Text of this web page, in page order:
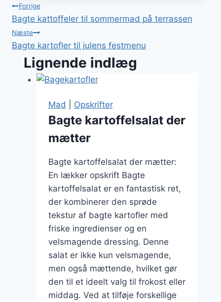
Indlægsnavigation
Forrige
Bagte kattoffeler til sommermad på terrassen
Næste
Bagte kartofler til julens festmenu
Lignende indlæg
Mad Opskrifter
Bagte kartoffelsalat der
mætter
Bagte kartoffelsalat der mætter:
En lækker opskrift Bagte
kartoffelsalat er en fantastisk ret,
der kombinerer den sprøde
tekstur af bagte kartofler med
friske ingredienser og en
velsmagende dressing. Denne
salat er ikke kun velsmagende,
men også mættende, hvilket gør
den til et ideelt valg til frokost eller
middag. Ved at tilføje forskellige